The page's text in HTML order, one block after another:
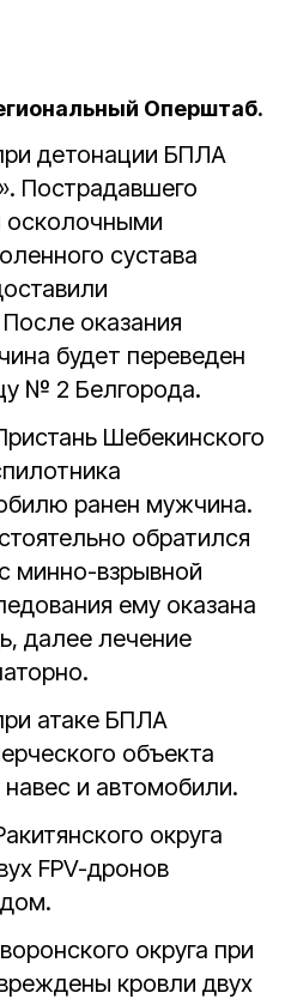
Оперштаб.
детонации БПЛА
Пострадавшего
сустава
оказания
будет переведен
№ 2 Белгорода.
Шебекинского
ранен мужчина.
обратился
минно-взрывной
ему оказана
далее лечение
атаке БПЛА
объекта
и автомобили.
округа
FPV-дронов
округа при
кровли двух